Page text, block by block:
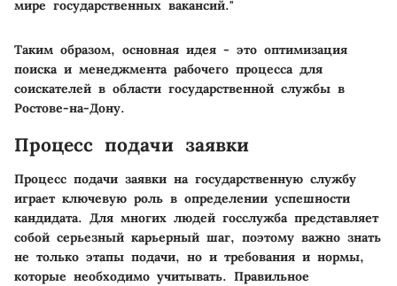
мире государственных вакансий."
Таким образом, основная идея - это оптимизация
поиска и менеджмента рабочего процесса для
соискателей в области государственной службы в
Ростове-на-Дону.
Процесс подачи заявки
Процесс подачи заявки на государственную службу
играет ключевую роль в определении успешности
кандидата. Для многих людей госслужба представляет
собой серьезный карьерный шаг, поэтому важно знать
не только этапы подачи, но и требования и нормы,
которые необходимо учитывать. Правильное